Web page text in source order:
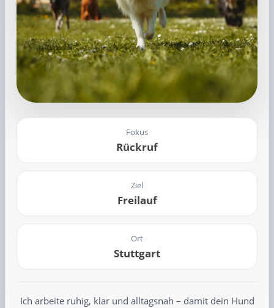
Fokus
Rückruf
Ziel
Freilauf
Ort
Stuttgart
Ich arbeite ruhig, klar und alltagsnah – damit dein Hund